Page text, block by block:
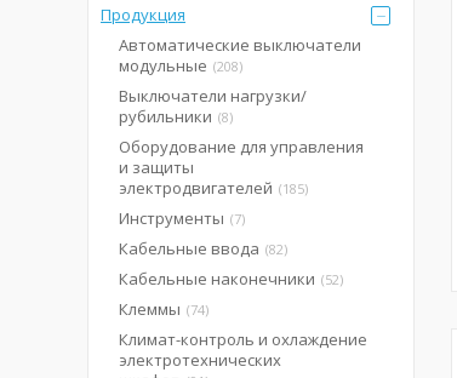
Продукция
Автоматические выключатели
модульные 208
Выключатели нагрузки/
рубильники 8
Оборудование для управления
и защиты
электродвигателей
185
Инструменты 7
Кабельные ввода 82
Кабельные наконечники 52
Клеммы 74
Климат-контроль и охлаждение
электротехнических